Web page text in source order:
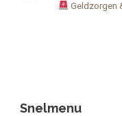
Geldzorgen
Snelmenu